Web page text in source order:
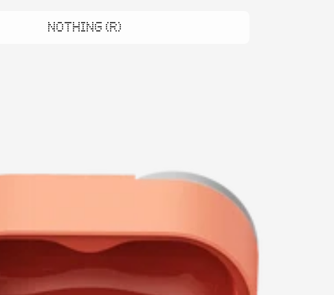
NOTHING (R)